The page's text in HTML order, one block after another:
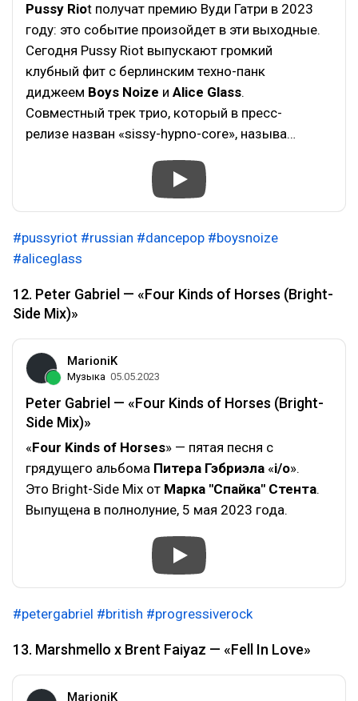
Pussy Riot получат премию Вуди Гатри в 2023
году: это событие произойдет в эти выходные.
Сегодня Pussy Riot выпускают громкий
клубный фит с берлинским техно-панк
диджеем Boys Noize и Alice Glass.
Совместный трек трио, который в пресс-
релизе назван «sissy-hypno-core», называ…
#pussyriot #russian #dancepop #boysnoize
#aliceglass
12. Peter Gabriel — «Four Kinds of Horses (Bright-
Side Mix)»
MarioniK
Музыка 05.05.2023
Peter Gabriel — «Four Kinds of Horses (Bright-
Side Mix)»
«Four Kinds of Horses» — пятая песня с
грядущего альбома Питера Гэбриэла «i/o».
Это Bright-Side Mix от Марка "Спайка" Стента.
Выпущена в полнолуние, 5 мая 2023 года.
#petergabriel #british #progressiverock
13. Marshmello x Brent Faiyaz — «Fell In Love»
MarioniK